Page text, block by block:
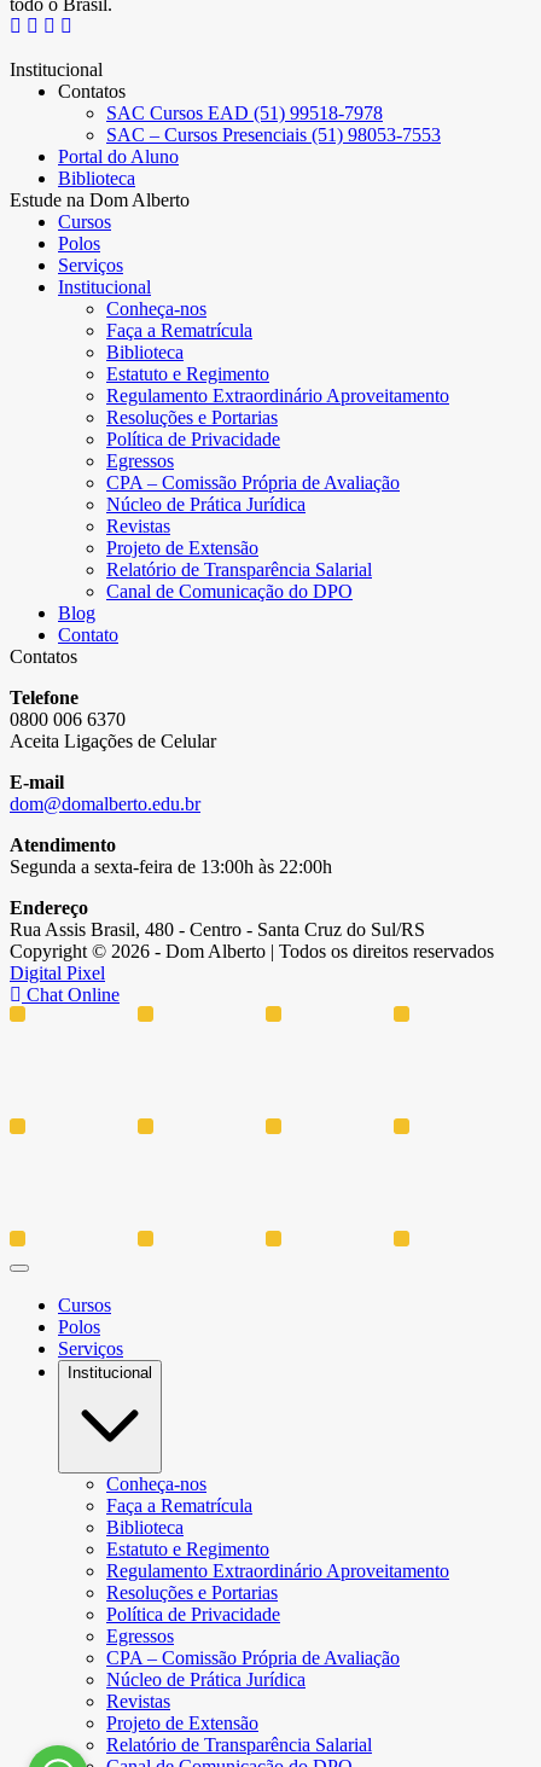
todo o Brasil.
Institucional
Contatos
SAC Cursos EAD (51) 99518-7978
SAC – Cursos Presenciais (51) 98053-7553
Portal do Aluno
Biblioteca
Estude na Dom Alberto
Cursos
Polos
Serviços
Institucional
Conheça-nos
Faça a Rematrícula
Biblioteca
Estatuto e Regimento
Regulamento Extraordinário Aproveitamento
Resoluções e Portarias
Política de Privacidade
Egressos
CPA – Comissão Própria de Avaliação
Núcleo de Prática Jurídica
Revistas
Projeto de Extensão
Relatório de Transparência Salarial
Canal de Comunicação do DPO
Blog
Contato
Contatos
Telefone
0800 006 6370
Aceita Ligações de Celular
E-mail
dom@domalberto.edu.br
Atendimento
Segunda a sexta-feira de 13:00h às 22:00h
Endereço
Rua Assis Brasil, 480 - Centro - Santa Cruz do Sul/RS
Copyright © 2026 - Dom Alberto | Todos os direitos reservados
Digital Pixel
Chat Online
Cursos
Polos
Serviços
Institucional
Conheça-nos
Faça a Rematrícula
Biblioteca
Estatuto e Regimento
Regulamento Extraordinário Aproveitamento
Resoluções e Portarias
Política de Privacidade
Egressos
CPA – Comissão Própria de Avaliação
Núcleo de Prática Jurídica
Revistas
Projeto de Extensão
Relatório de Transparência Salarial